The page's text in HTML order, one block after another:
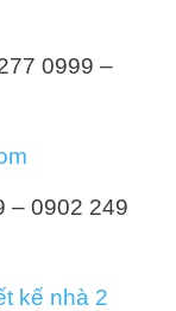
0999 –
– 0902 249
kế nhà 2